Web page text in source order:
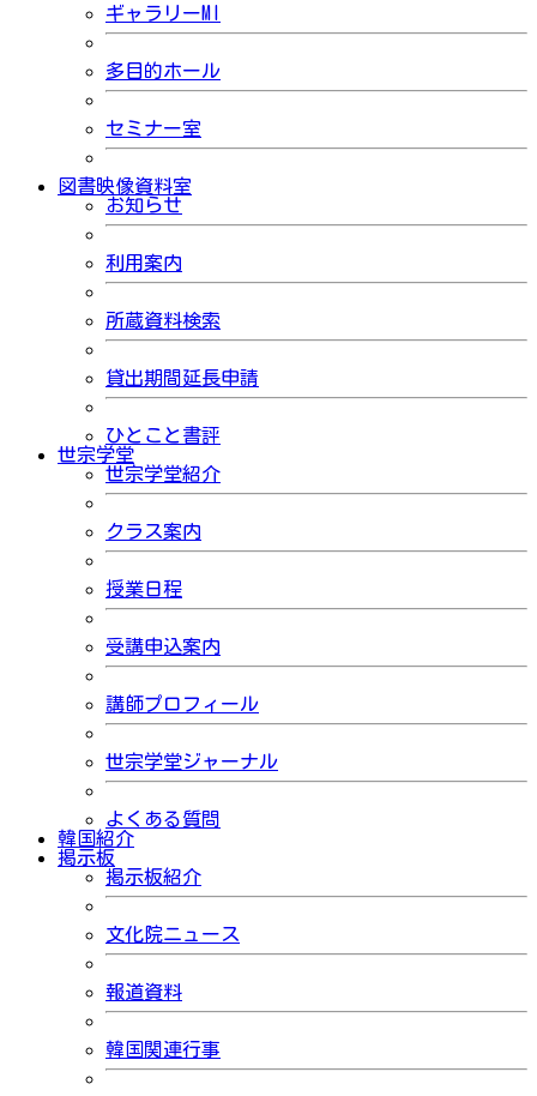
ギャラリーMI
多目的ホール
セミナー室
図書映像資料室
お知らせ
利用案内
所蔵資料検索
貸出期間延長申請
ひとこと書評
世宗学堂
世宗学堂紹介
クラス案内
授業日程
受講申込案内
講師プロフィール
世宗学堂ジャーナル
よくある質問
韓国紹介
掲示板
掲示板紹介
文化院ニュース
報道資料
韓国関連行事